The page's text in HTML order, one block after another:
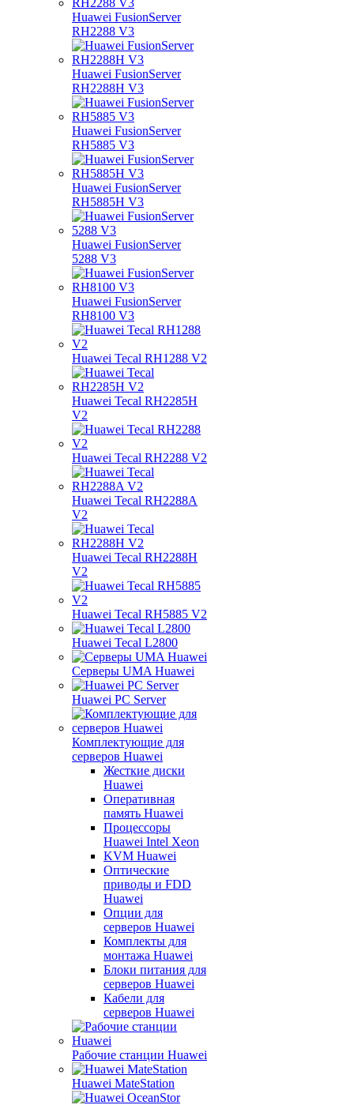
Huawei FusionServer
RH2288 V3
Huawei FusionServer
RH2288H V3
Huawei FusionServer
RH5885 V3
Huawei FusionServer
RH5885H V3
Huawei FusionServer
5288 V3
Huawei FusionServer
RH8100 V3
Huawei Tecal RH1288 V2
Huawei Tecal RH2285H
V2
Huawei Tecal RH2288 V2
Huawei Tecal RH2288A
V2
Huawei Tecal RH2288H
V2
Huawei Tecal RH5885 V2
Huawei Tecal L2800
Серверы UMA Huawei
Huawei PC Server
Комплектующие для
серверов Huawei
Жесткие диски
Huawei
Оперативная
память Huawei
Процессоры
Huawei Intel Xeon
KVM Huawei
Оптические
приводы и FDD
Huawei
Опции для
серверов Huawei
Комплекты для
монтажа Huawei
Блоки питания для
серверов Huawei
Кабели для
серверов Huawei
Рабочие станции Huawei
Huawei MateStation